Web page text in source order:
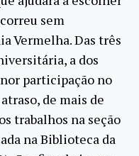
sem
Vermelha. Das três
a dos
participação no
de mais de
trabalhos na seção
na Biblioteca da